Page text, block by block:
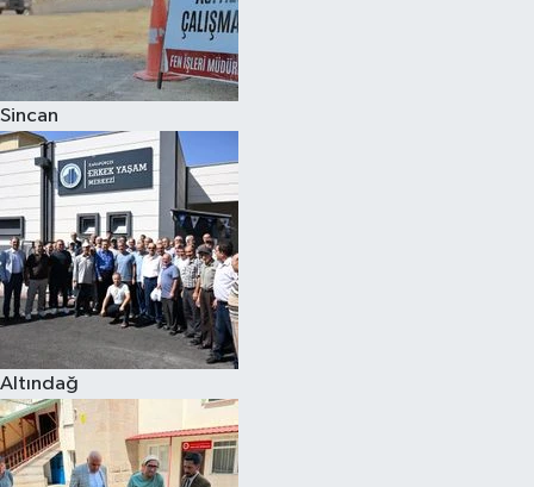
Sincan
Altındağ